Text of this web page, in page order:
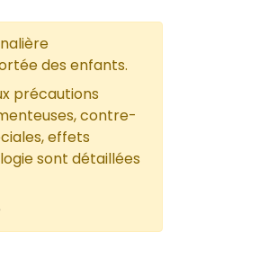
des enfants.
précautions
contre-
effets
sont détaillées